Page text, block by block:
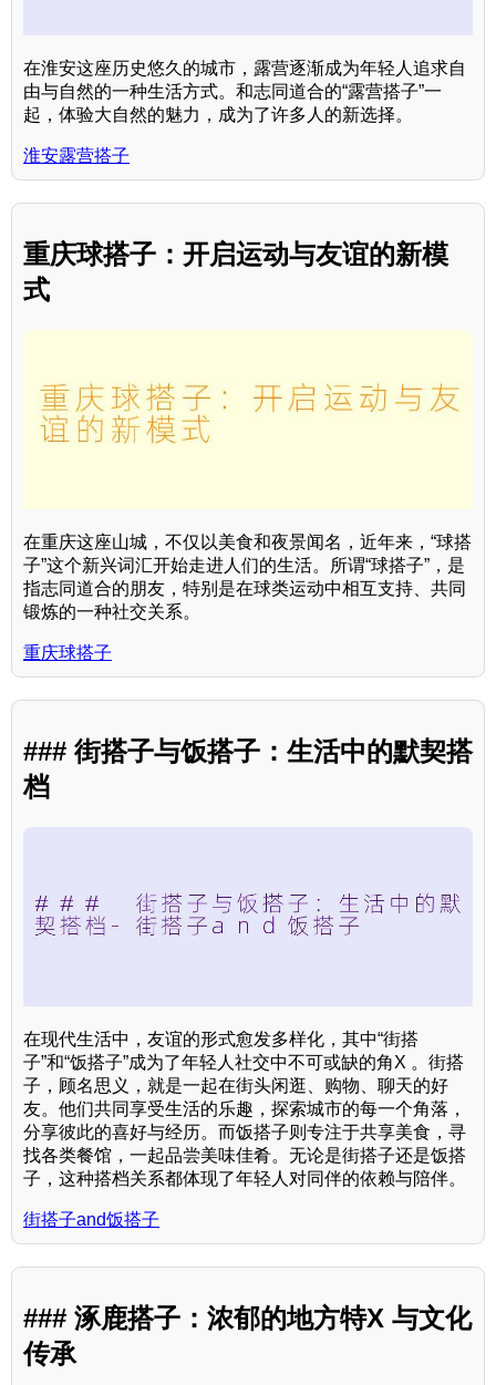
在淮安这座历史悠久的城市，露营逐渐成为年轻人追求自
由与自然的一种生活方式。和志同道合的“露营搭子”一
起，体验大自然的魅力，成为了许多人的新选择。
淮安露营搭子
重庆球搭子：开启运动与友谊的新模
式
在重庆这座山城，不仅以美食和夜景闻名，近年来，“球搭
子”这个新兴词汇开始走进人们的生活。所谓“球搭子”，是
指志同道合的朋友，特别是在球类运动中相互支持、共同
锻炼的一种社交关系。
重庆球搭子
### 街搭子与饭搭子：生活中的默契搭
档
在现代生活中，友谊的形式愈发多样化，其中“街搭
子”和“饭搭子”成为了年轻人社交中不可或缺的角X 。街搭
子，顾名思义，就是一起在街头闲逛、购物、聊天的好
友。他们共同享受生活的乐趣，探索城市的每一个角落，
分享彼此的喜好与经历。而饭搭子则专注于共享美食，寻
找各类餐馆，一起品尝美味佳肴。无论是街搭子还是饭搭
子，这种搭档关系都体现了年轻人对同伴的依赖与陪伴。
街搭子and饭搭子
### 涿鹿搭子：浓郁的地方特X 与文化
传承